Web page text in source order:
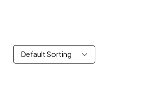
Default Sorting